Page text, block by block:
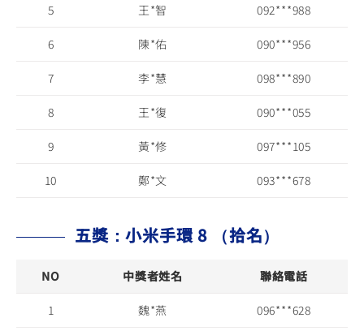
5 王*智 092***988
6 陳*佑 090***956
7 李*慧 098***890
8 王*復 090***055
9 黃*修 097***105
10 鄭*文 093***678
五獎：小米手環 8 （拾名）
NO 中獎者姓名 聯絡電話
1 魏*燕 096***628